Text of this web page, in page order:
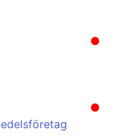
●
●